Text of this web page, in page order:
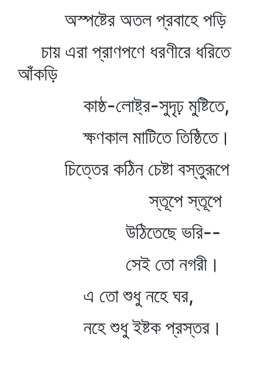
অস্পষ্টের অতল প্রবাহে পড়ি
চায় এরা প্রাণপণে ধরণীরে ধরিতে
আঁকড়ি
কাষ্ঠ-লোষ্ট্র-সুদৃঢ় মুষ্টিতে,
ক্ষণকাল মাটিতে তিষ্ঠিতে।
চিত্তের কঠিন চেষ্টা বস্তুরূপে
স্তূপে স্তূপে
উঠিতেছে ভরি--
সেই তো নগরী।
এ তো শুধু নহে ঘর,
নহে শুধু ইষ্টক প্রস্তর।